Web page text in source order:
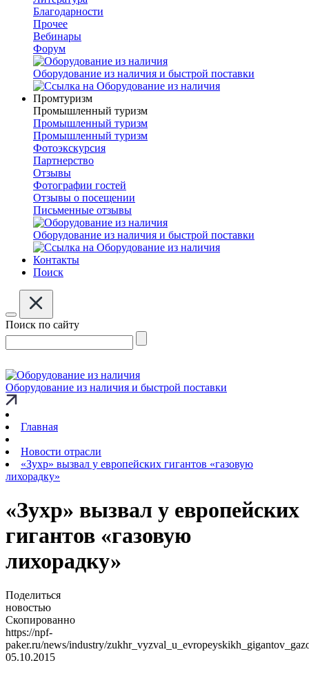
Благодарности
Прочее
Вебинары
Форум
Оборудование из наличия и быстрой поставки
Промтуризм
Промышленный туризм
Промышленный туризм
Промышленный туризм
Фотоэкскурсия
Партнерство
Отзывы
Фотографии гостей
Отзывы о посещении
Письменные отзывы
Оборудование из наличия и быстрой поставки
Контакты
Поиск
Поиск по сайту
Оборудование из наличия и быстрой поставки
Главная
Новости отрасли
«Зухр» вызвал у европейских гигантов «газовую
лихорадку»
«Зухр» вызвал у европейских
гигантов «газовую
лихорадку»
Поделиться
новостью
Скопированно
https://npf-
paker.ru/news/industry/
05.10.2015